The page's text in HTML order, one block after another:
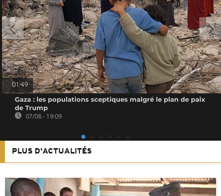
01:49
Gaza : les populations sceptiques malgré le plan de paix
de Trump
07/08 - 19:09
PLUS D'ACTUALITÉS